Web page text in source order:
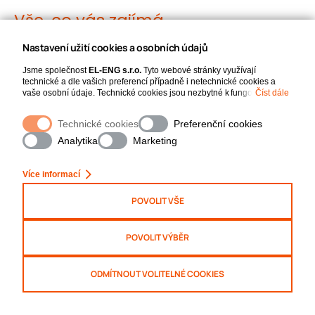
Nastavení užití cookies a osobních údajů
Jsme společnost EL-ENG s.r.o. Tyto webové stránky využívají
technické a dle vašich preferencí případně i netechnické cookies a
vaše osobní údaje. Technické cookies jsou nezbytné k fungování
webové stránky vašim preferencím, k personalizaci reklam a analytice.
Pro sběr a zpracování netechnických cookies a vašich osobních údajů,
nám můžete udělit souhlas. Bližší informace o vašich právech,
zpracování osobních údajů, včetně možnosti odvolání udělených
Číst dále
Technické cookies
Preferenční cookies
Analytika
Marketing
Více informací
POVOLIT VŠE
POVOLIT VÝBĚR
ODMÍTNOUT VOLITELNÉ COOKIES
Vše, co vás zajímá
PROČ SPOLUPRACOVAT
PRÁVĚ S EL-ENG
Profesionální partner pro elektro
engineering a servis
Společnost EL-ENG vznikla 3. 7. 2006 a po celou dobu
svého působení poskytuje komplexní služby v oblasti
energetiky. Zaměstnává pracovníky pro oblast
technického plánování, řízení a realizace staveb.
EL-ENG nabízí řešení v rozsahu od projektové